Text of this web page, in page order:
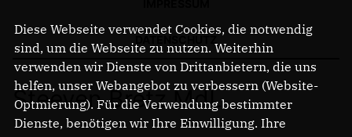
Steeven Bretz MdL
Diese Webseite verwendet Cookies, die notwendig
sind, um die Webseite zu nutzen. Weiterhin
verwenden wir Dienste von Drittanbietern, die uns
helfen, unser Webangebot zu verbessern (Website-
Optmierung). Für die Verwendung bestimmter
Dienste, benötigen wir Ihre Einwilligung. Ihre